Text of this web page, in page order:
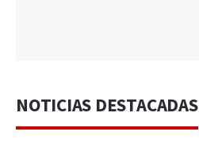
NOTICIAS DESTACADAS